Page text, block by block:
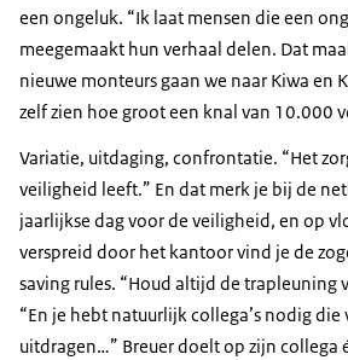
een ongeluk. “Ik laat mensen die een
meegemaakt hun verhaal delen. Dat
nieuwe monteurs gaan we naar Kiwa en
zelf zien hoe groot een knal van 10.000
Variatie, uitdaging, confrontatie. “Het
veiligheid leeft.” En dat merk je bij de
jaarlijkse dag voor de veiligheid, en op
verspreid door het kantoor vind je de
saving rules. “Houd altijd de trapleuning
“En je hebt natuurlijk collega’s nodig die
uitdragen…” Breuer doelt op zijn collega